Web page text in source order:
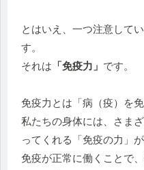
とはいえ、一つ注意して
す。
それは 「免疫力」 です。
免疫力とは「病（疫）を免
私たちの身体には、さま
ってくれる「免疫の力」
免疫が正常に働くことで